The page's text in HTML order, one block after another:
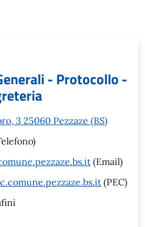
- Protocollo -
3 25060 Pezzaze (BS)
(Email)
(PEC)